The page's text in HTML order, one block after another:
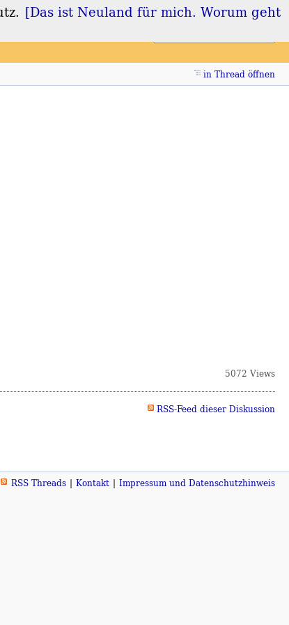
Login Registrieren
in Thread öffnen
5072 Views
RSS-Feed dieser Diskussion
RSS Threads Kontakt Impressum und Datenschutzhinweis
[Das ist Neuland für mich. Worum geht